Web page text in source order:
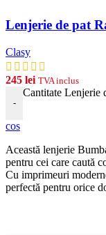
Lenjerie de pat
Clasy
245 lei TVA inclus
-
Cantitate Lenjerie
cos
Această lenjerie
pentru cei care caută
Cu imprimeuri
perfectă pentru orice